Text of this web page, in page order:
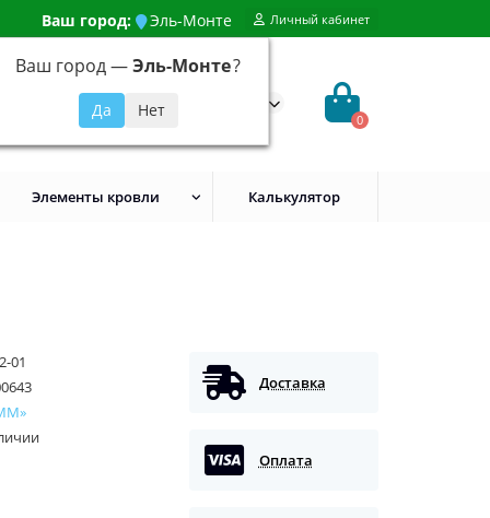
Ваш город: Эль-Монте
Ваш город —Эль-Монте?
Личный кабинет
648-92-94
0
Элементы кровли Калькулятор
01
Доставка
Оплата